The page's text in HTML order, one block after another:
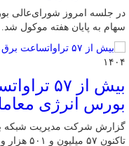
در جلسه امروز شورای‌عالی
سهام به پایان هفته موکول شد.
۱۴۰۴
بیش از
بورس انرژی
گزارش شرکت مدیریت شبکه